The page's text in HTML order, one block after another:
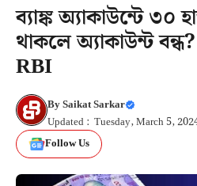
ব্যাঙ্ক অ্যাকাউন্টে ৩০
থাকলে অ্যাকাউন্ট
RBI
BySaikat Sarkar
Updated : Tuesday, March 5,
Follow Us